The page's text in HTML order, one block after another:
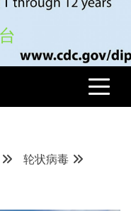
轮状病毒